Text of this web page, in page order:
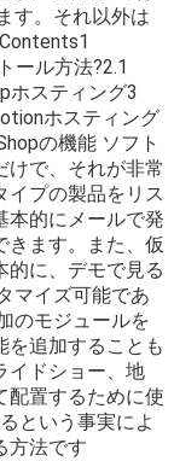
す。それ以外は
ール方法?2.1
ホスティング3
ホスティング
の機能 ソフト
けで、それが非常
イプの製品をリス
本的にメールで発
きます。また、仮
的に、デモで見る
マイズ可能であ
のモジュールを
を追加することも
イドショー、地
配置するために使
という事実によ
方法です